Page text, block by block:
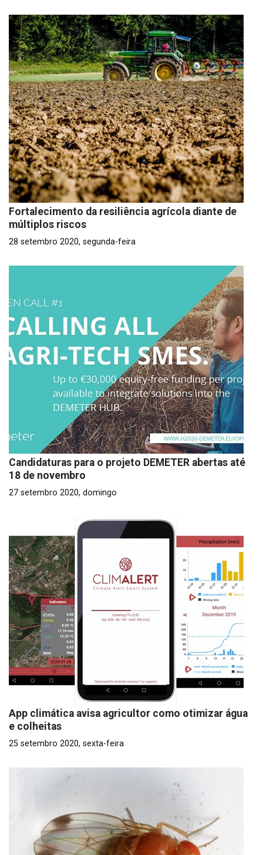
Fortalecimento da resiliência agrícola diante de
múltiplos riscos
28 setembro 2020, segunda-feira
Candidaturas para o projeto DEMETER abertas até
18 de novembro
27 setembro 2020, domingo
App climática avisa agricultor como otimizar água
e colheitas
25 setembro 2020, sexta-feira